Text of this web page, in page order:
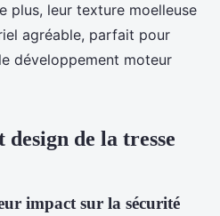
plus, leur texture moelleuse
agréable, parfait pour
développement moteur
de la tresse
impact sur la sécurité